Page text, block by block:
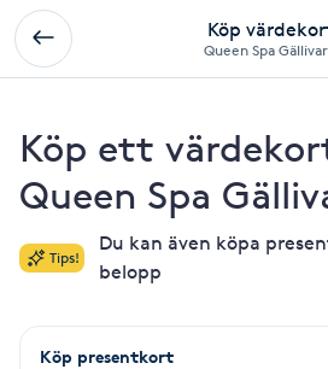
Köp
Queen Spa
Köp ett
Queen Spa
Tips!
Du kan även köpa
belopp
Köp presentkort